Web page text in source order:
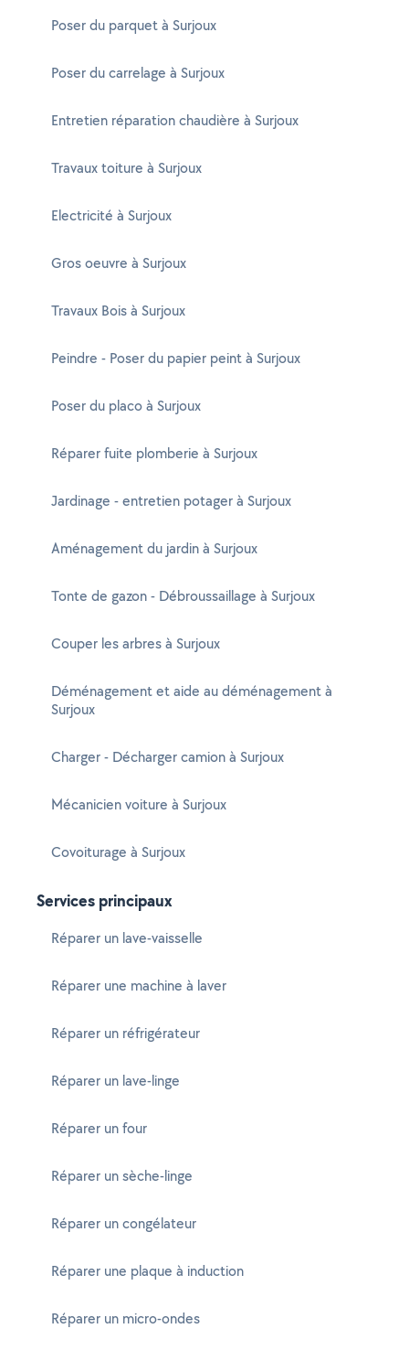
Poser du parquet à Surjoux
Poser du carrelage à Surjoux
Entretien réparation chaudière à Surjoux
Travaux toiture à Surjoux
Electricité à Surjoux
Gros oeuvre à Surjoux
Travaux Bois à Surjoux
Peindre - Poser du papier peint à Surjoux
Poser du placo à Surjoux
Réparer fuite plomberie à Surjoux
Jardinage - entretien potager à Surjoux
Aménagement du jardin à Surjoux
Tonte de gazon - Débroussaillage à Surjoux
Couper les arbres à Surjoux
Déménagement et aide au déménagement à
Surjoux
Charger - Décharger camion à Surjoux
Mécanicien voiture à Surjoux
Covoiturage à Surjoux
Services principaux
Réparer un lave-vaisselle
Réparer une machine à laver
Réparer un réfrigérateur
Réparer un lave-linge
Réparer un four
Réparer un sèche-linge
Réparer un congélateur
Réparer une plaque à induction
Réparer un micro-ondes